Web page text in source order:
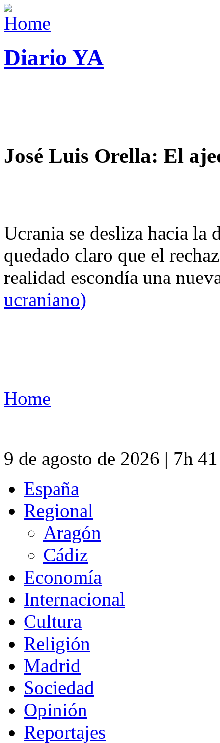
Diario YA
José Luis Orella: El
Ucrania se desliza hacia
quedado claro que el
realidad escondía una
ucraniano)
Home
9 de agosto de 2026 | 7h
España
Regional
Aragón
Cádiz
Economía
Internacional
Cultura
Religión
Madrid
Sociedad
Opinión
Reportajes